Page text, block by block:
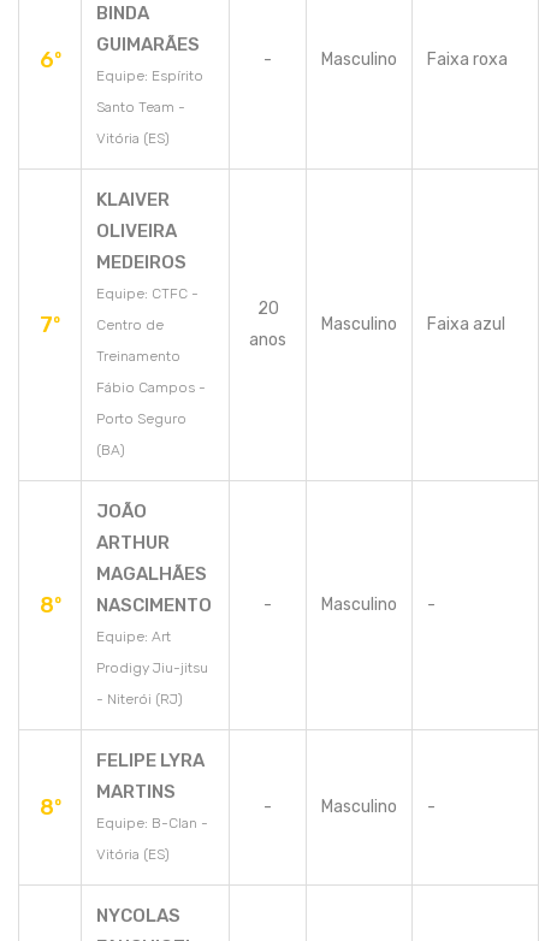
6º
BINDA
GUIMARÃES
Equipe: Espírito
Santo Team -
Vitória (ES)
- Masculino Faixa roxa
7º
KLAIVER
OLIVEIRA
MEDEIROS
Equipe: CTFC -
Centro de
Treinamento
Fábio Campos -
Porto Seguro
(BA)
20
anos
Masculino Faixa azul
8º
JOÃO
ARTHUR
MAGALHÃES
NASCIMENTO
Equipe: Art
Prodigy Jiu-jitsu
- Niterói (RJ)
- Masculino -
8º
FELIPE LYRA
MARTINS
Equipe: B-Clan -
Vitória (ES)
- Masculino -
NYCOLAS